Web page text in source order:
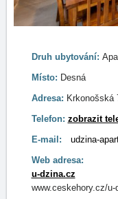
Druh ubytování:
Místo: Desná
Adresa: Krkonošská
Telefon: zobrazit
E-mail:
Web adresa:
u-dzina.cz
www.ceskehory.cz/u-